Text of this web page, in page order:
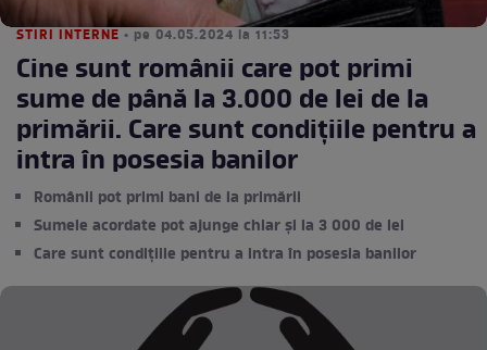
STIRI INTERNE • pe 04.05.2024 la 11:53
Cine sunt românii care pot primi
sume de până la 3.000 de lei de la
primării. Care sunt condițiile pentru a
intra în posesia banilor
Românii pot primi bani de la primării
Sumele acordate pot ajunge chiar și la 3 000 de lei
Care sunt condițiile pentru a intra în posesia banilor